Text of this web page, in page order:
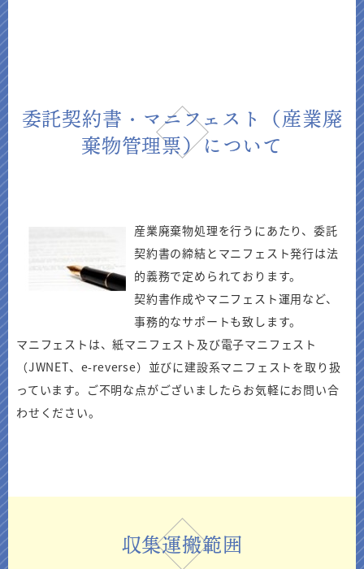
委託契約書・マニフェスト（産業廃
棄物管理票）について
産業廃棄物処理を行うにあたり、委託
契約書の締結とマニフェスト発行は法
的義務で定められております。
契約書作成やマニフェスト運用など、
事務的なサポートも致します。
マニフェストは、紙マニフェスト及び電子マニフェスト
（JWNET、e-reverse）並びに建設系マニフェストを取り扱
っています。ご不明な点がございましたらお気軽にお問い合
わせください。
収集運搬範囲